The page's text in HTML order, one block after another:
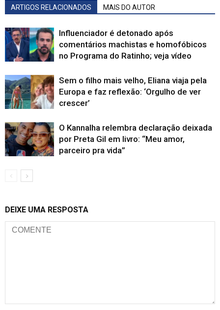
ARTIGOS RELACIONADOS MAIS DO AUTOR
Influenciador é detonado após
comentários machistas e homofóbicos
no Programa do Ratinho; veja vídeo
Sem o filho mais velho, Eliana viaja pela
Europa e faz reflexão: ‘Orgulho de ver
crescer’
O Kannalha relembra declaração deixada
por Preta Gil em livro: “Meu amor,
parceiro pra vida”
DEIXE UMA RESPOSTA